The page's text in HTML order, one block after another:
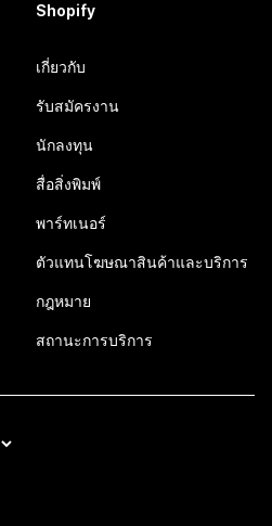
Shopify
เกี่ยวกับ
รับสมัครงาน
นักลงทุน
สื่อสิ่งพิมพ์
พาร์ทเนอร์
ตัวแทนโฆษณาสินค้าและบริการ
กฎหมาย
สถานะการบริการ